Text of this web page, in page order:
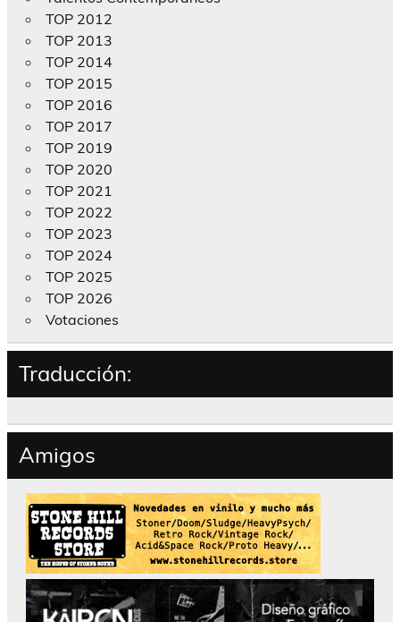
TOP 2012
TOP 2013
TOP 2014
TOP 2015
TOP 2016
TOP 2017
TOP 2019
TOP 2020
TOP 2021
TOP 2022
TOP 2023
TOP 2024
TOP 2025
TOP 2026
Votaciones
Traducción:
Amigos